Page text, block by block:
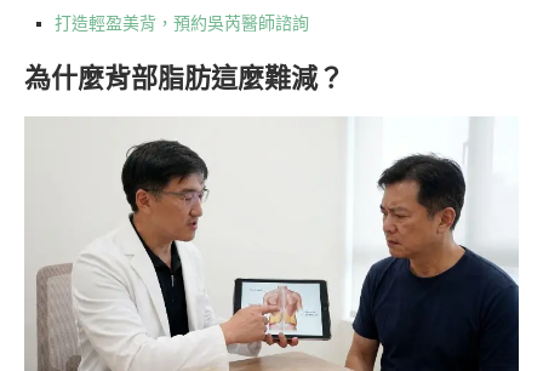
打造輕盈美背，預約吳芮醫師諮詢
為什麼背部脂肪這麼難減？